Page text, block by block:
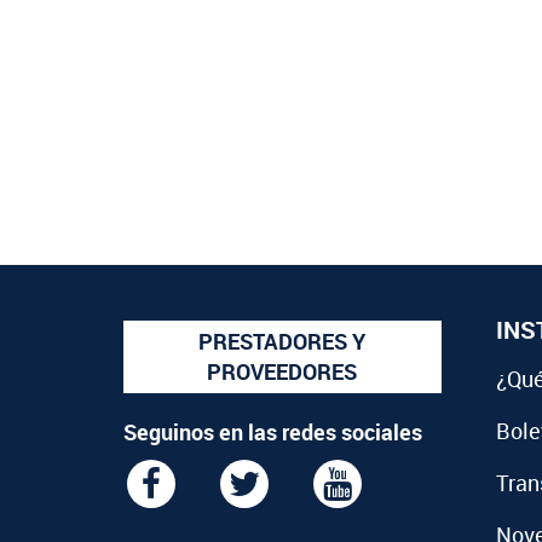
PRESTADORES Y
PROVEEDORES
Seguinos en las redes sociales